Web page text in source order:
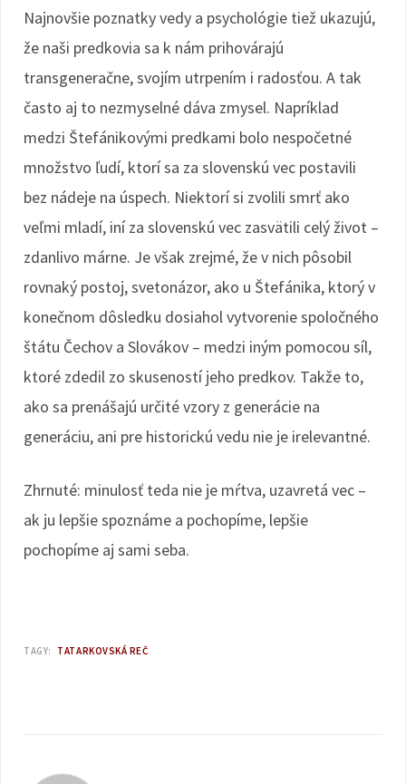
Najnovšie poznatky vedy a psychológie tiež ukazujú,
že naši predkovia sa k nám prihovárajú
transgeneračne, svojím utrpením i radosťou. A tak
často aj to nezmyselné dáva zmysel. Napríklad
medzi Štefánikovými predkami bolo nespočetné
množstvo ľudí, ktorí sa za slovenskú vec postavili
bez nádeje na úspech. Niektorí si zvolili smrť ako
veľmi mladí, iní za slovenskú vec zasvätili celý život –
zdanlivo márne. Je však zrejmé, že v nich pôsobil
rovnaký postoj, svetonázor, ako u Štefánika, ktorý v
konečnom dôsledku dosiahol vytvorenie spoločného
štátu Čechov a Slovákov – medzi iným pomocou síl,
ktoré zdedil zo skuseností jeho predkov. Takže to,
ako sa prenášajú určité vzory z generácie na
generáciu, ani pre historickú vedu nie je irelevantné.
Zhrnuté: minulosť teda nie je mŕtva, uzavretá vec –
ak ju lepšie spoznáme a pochopíme, lepšie
pochopíme aj sami seba.
TAGY: TATARKOVSKÁ REČ